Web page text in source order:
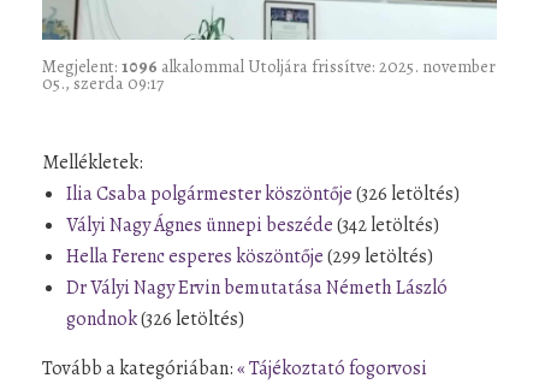
Megjelent: 1096 alkalommal Utoljára frissítve: 2025. november
05., szerda 09:17
Mellékletek:
Ilia Csaba polgármester köszöntője(326 letöltés)
Vályi Nagy Ágnes ünnepi beszéde(342 letöltés)
Hella Ferenc esperes köszöntője(299 letöltés)
Dr Vályi Nagy Ervin bemutatása Németh László
gondnok(326 letöltés)
Tovább a kategóriában:« Tájékoztató fogorvosi